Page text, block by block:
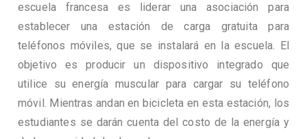
escuela francesa es liderar una asociación para
establecer una estación de carga gratuita para
teléfonos móviles, que se instalará en la escuela. El
objetivo es producir un dispositivo integrado que
utilice su energía muscular para cargar su teléfono
móvil. Mientras andan en bicicleta en esta estación, los
estudiantes se darán cuenta del costo de la energía y